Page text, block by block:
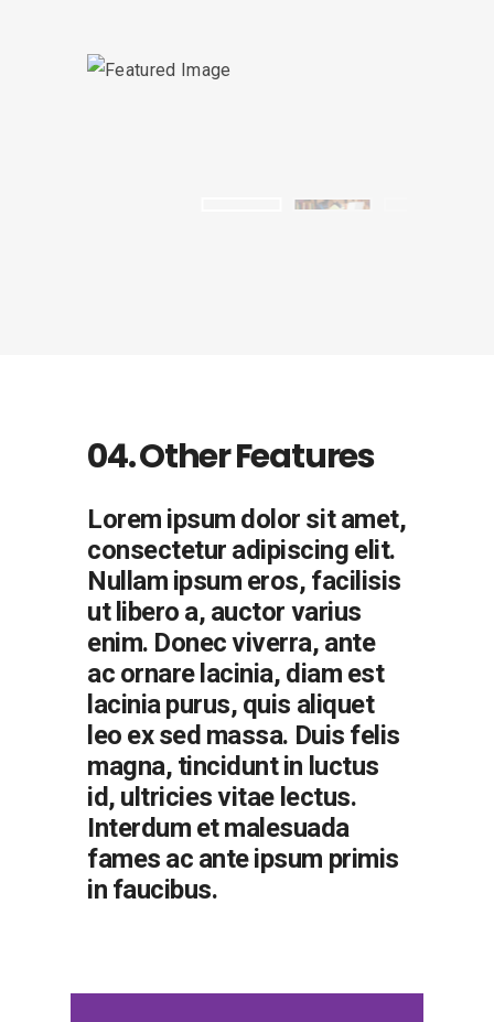
04. Other Features
Lorem ipsum dolor sit amet,
consectetur adipiscing elit.
Nullam ipsum eros, facilisis
ut libero a, auctor varius
enim. Donec viverra, ante
ac ornare lacinia, diam est
lacinia purus, quis aliquet
leo ex sed massa. Duis felis
magna, tincidunt in luctus
id, ultricies vitae lectus.
Interdum et malesuada
fames ac ante ipsum primis
in faucibus.